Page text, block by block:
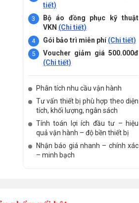
tiết)
Bộ áo đồng phục kỹ thuật
VKN (Chi tiết)
Gói bảo trì miễn phí (Chi tiết)
Voucher giảm giá 500.000đ
(Chi tiết)
Phân tích nhu cầu vận hành
Tư vấn thiết bị phù hợp theo diện
tích, khối lượng, ngân sách
Tính toán lợi ích đầu tư – hiệu
quả vận hành – độ bền thiết bị
Nhận báo giá nhanh – chính xác
– minh bạch